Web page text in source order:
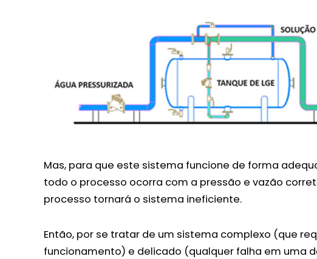
Mas, para que este sistema funcione de forma
todo o processo ocorra com a pressão e vazão
processo tornará o sistema ineficiente.
Então, por se tratar de um sistema complexo (que
funcionamento) e delicado (qualquer falha em uma